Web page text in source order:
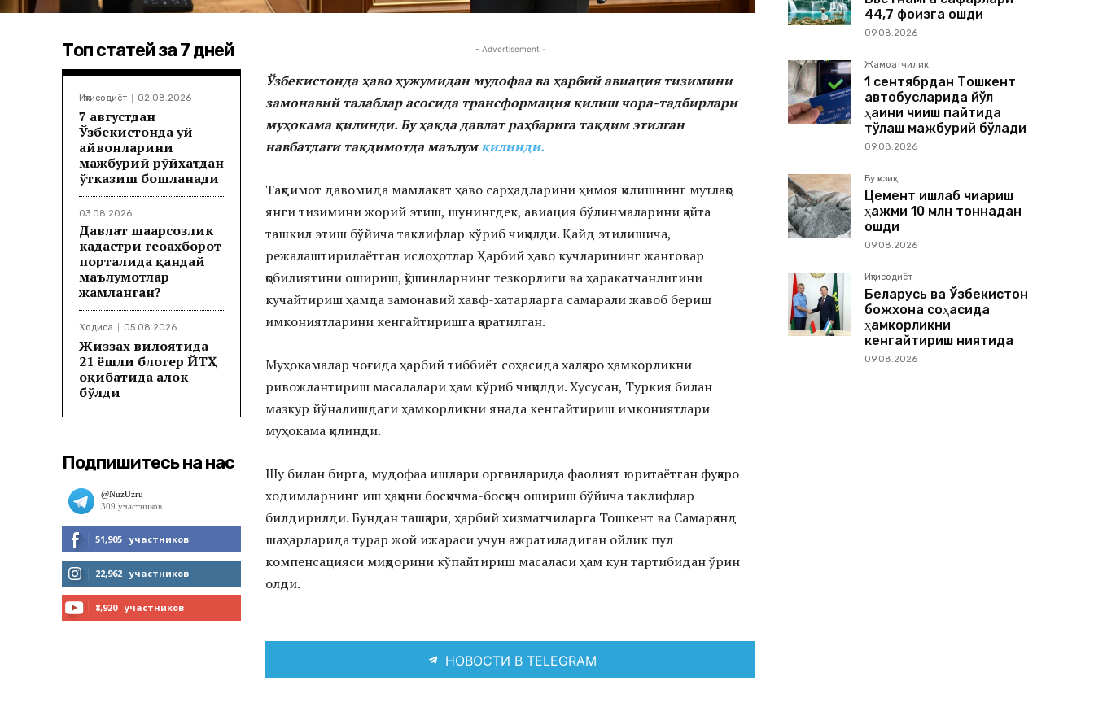
Топ статей за 7 дней
Иқтисодиёт 02.08.2026
7 августдан
Ўзбекистонда уй
ҳайвонларини
мажбурий рўйхатдан
ўтказиш бошланади
03.08.2026
Давлат шаҳарсозлик
кадастри геоахборот
порталида қандай
маълумотлар
жамланган?
Ҳодиса 05.08.2026
Жиззах вилоятида
21 ёшли блогер ЙТҲ
оқибатида ҳалок
бўлди
Подпишитесь на нас
51,905 участников
МНЕ НРАВИТСЯ
22,962 участников
8,920 участников
- Advertisement -
Ўзбекистонда ҳаво ҳужумидан мудофаа ва ҳарбий авиация тизимини
замонавий талаблар асосида трансформация қилиш чора-тадбирлари
муҳокама қилинди. Бу ҳақда давлат раҳбарига тақдим этилган
навбатдаги тақдимотда маълумқилинди.
Тақдимот давомида мамлакат ҳаво сарҳадларини ҳимоя қилишнинг мутлақо
янги тизимини жорий этиш, шунингдек, авиация бўлинмаларини қайта
ташкил этиш бўйича таклифлар кўриб чиқилди. Қайд этилишича,
режалаштирилаётган ислоҳотлар Ҳарбий ҳаво кучларининг жанговар
қобилиятини ошириш, қўшинларнинг тезкорлиги ва ҳаракатчанлигини
кучайтириш ҳамда замонавий хавф-хатарларга самарали жавоб бериш
имкониятларини кенгайтиришга қаратилган.
Муҳокамалар чоғида ҳарбий тиббиёт соҳасида халқаро ҳамкорликни
ривожлантириш масалалари ҳам кўриб чиқилди. Хусусан, Туркия билан
мазкур йўналишдаги ҳамкорликни янада кенгайтириш имкониятлари
муҳокама қилинди.
Шу билан бирга, мудофаа ишлари органларида фаолият юритаётган фуқаро
ходимларнинг иш ҳақини босқичма-босқич ошириш бўйича таклифлар
билдирилди. Бундан ташқари, ҳарбий хизматчиларга Тошкент ва Самарқанд
шаҳарларида турар жой ижараси учун ажратиладиган ойлик пул
компенсацияси миқдорини кўпайтириш масаласи ҳам кун тартибидан ўрин
олди.
НОВОСТИ В TELEGRAM
44,7 фоизга ошди
09.08.2026
Жамоатчилик
1 сентябрдан Тошкент
автобусларида йўл
ҳақини чиқиш пайтида
тўлаш мажбурий бўлади
09.08.2026
Бу қизиқ
Цемент ишлаб чиқариш
ҳажми 10 млн тоннадан
ошди
09.08.2026
Иқтисодиёт
Беларусь ва Ўзбекистон
божхона соҳасида
ҳамкорликни
кенгайтириш ниятида
09.08.2026